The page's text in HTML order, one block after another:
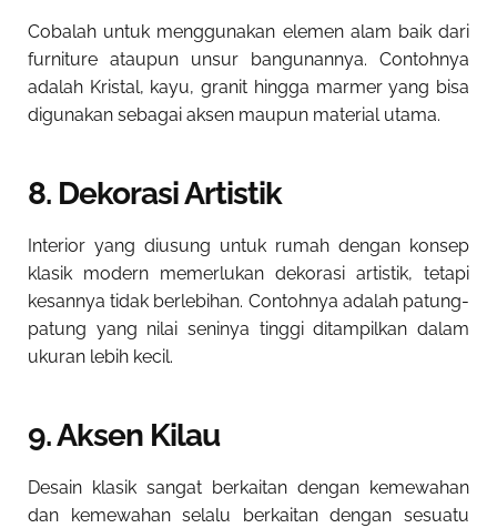
Cobalah untuk menggunakan elemen alam baik dari
furniture ataupun unsur bangunannya. Contohnya
adalah Kristal, kayu, granit hingga marmer yang bisa
digunakan sebagai aksen maupun material utama.
8. Dekorasi Artistik
Interior yang diusung untuk rumah dengan konsep
klasik modern memerlukan dekorasi artistik, tetapi
kesannya tidak berlebihan. Contohnya adalah patung-
patung yang nilai seninya tinggi ditampilkan dalam
ukuran lebih kecil.
9. Aksen Kilau
Desain klasik sangat berkaitan dengan kemewahan
dan kemewahan selalu berkaitan dengan sesuatu